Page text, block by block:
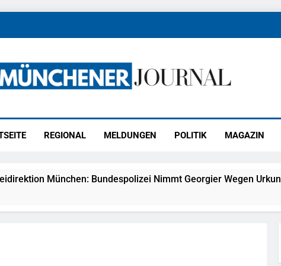
REGIONAL MELDUNGEN POLITIK MAGAZIN
München: Bundespolizei Nimmt Georgier Wegen
München: Notruf Per Knopfdruck / Schnelle